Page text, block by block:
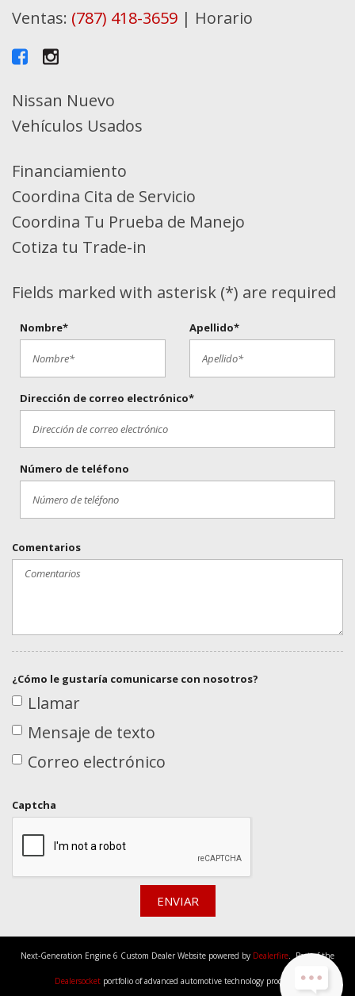
Ventas: (787) 418-3659 | Horario
Nissan Nuevo
Vehículos Usados
Financiamiento
Coordina Cita de Servicio
Coordina Tu Prueba de Manejo
Cotiza tu Trade-in
Fields marked with asterisk (*) are required
Nombre* Apellido*
Dirección de correo electrónico*
Número de teléfono
Comentarios
¿Cómo le gustaría comunicarse con nosotros?
Llamar
Mensaje de texto
Correo electrónico
Captcha
ENVIAR
Next-Generation Engine 6 Custom Dealer Website powered by Dealerfire. Part of the
Dealersocket portfolio of advanced automotive technology products.